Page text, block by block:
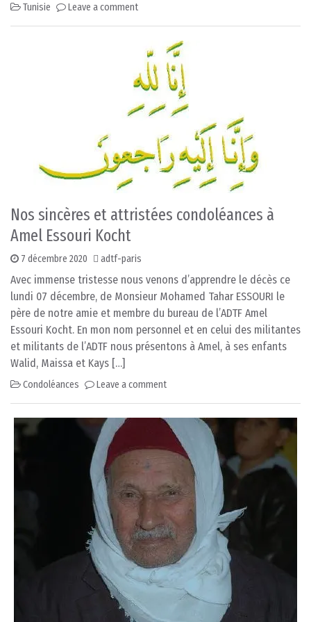
Tunisie Leave a comment
Nos sincères et attristées condoléances à
Amel Essouri Kocht
7 décembre 2020 adtf-paris
Avec immense tristesse nous venons d’apprendre le décès ce
lundi 07 décembre, de Monsieur Mohamed Tahar ESSOURI le
père de notre amie et membre du bureau de l’ADTF Amel
Essouri Kocht. En mon nom personnel et en celui des militantes
et militants de l’ADTF nous présentons à Amel, à ses enfants
Walid, Maissa et Kays […]
Condoléances Leave a comment